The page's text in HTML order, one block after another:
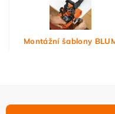
Montážní šablony